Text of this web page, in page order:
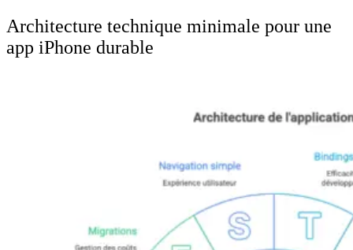
Architecture technique minimale pour une
app iPhone durable